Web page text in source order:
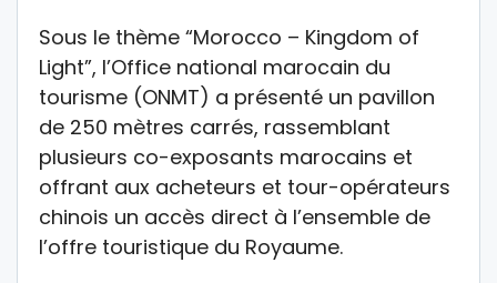
Sous le thème “Morocco – Kingdom of
Light”, l’Office national marocain du
tourisme (ONMT) a présenté un pavillon
de 250 mètres carrés, rassemblant
plusieurs co-exposants marocains et
offrant aux acheteurs et tour-opérateurs
chinois un accès direct à l’ensemble de
l’offre touristique du Royaume.